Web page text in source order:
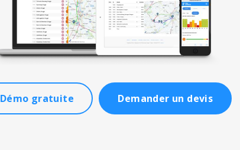
Démo gratuite Demander un devis